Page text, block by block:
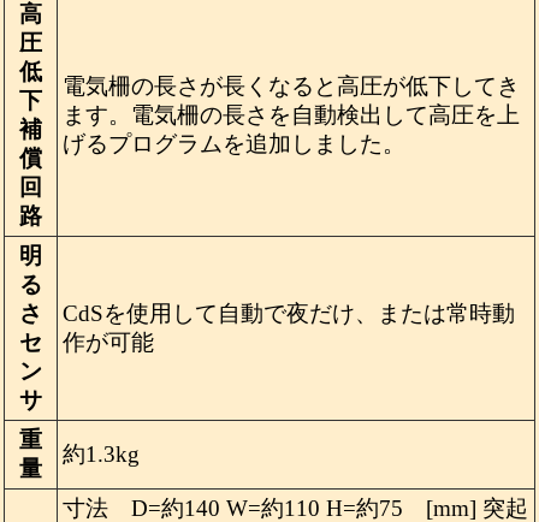
高
圧
低
下
補
償
回
路
電気柵の長さが長くなると高圧が低下してき
ます。電気柵の長さを自動検出して高圧を上
げるプログラムを追加しました。
明
る
さ
セ
ン
サ
CdSを使用して自動で夜だけ、または常時動
作が可能
重
量
約1.3kg
寸法 D=約140 W=約110 H=約75 [mm] 突起